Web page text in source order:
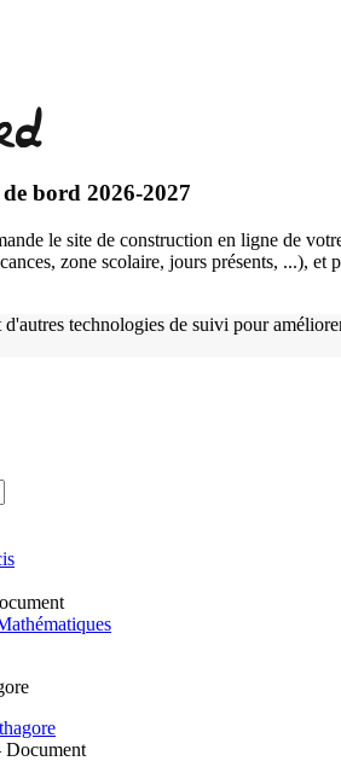
bord 2026-2027
le site de construction en ligne de
zone scolaire, jours présents, ...),
technologies de suivi pour
Document